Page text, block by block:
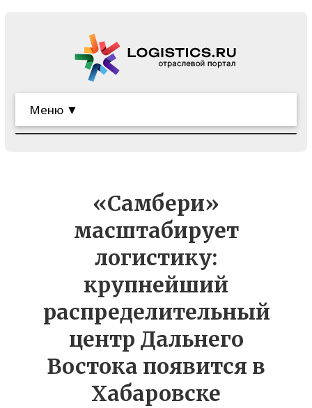
Меню ▼
«Самбери»
масштабирует
логистику:
крупнейший
распределительный
центр Дальнего
Востока появится в
Хабаровске